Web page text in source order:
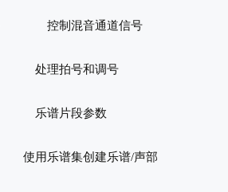
控制混音通道信号
处理拍号和调号
乐谱片段参数
使用乐谱集创建乐谱/声部